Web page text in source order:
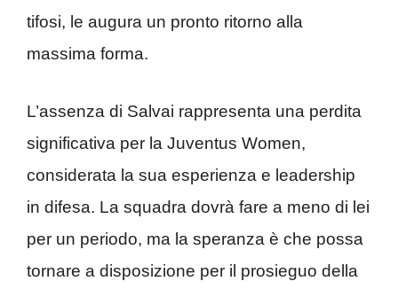
tifosi, le augura un pronto ritorno alla
massima forma.
L’assenza di Salvai rappresenta una perdita
significativa per la Juventus Women,
considerata la sua esperienza e leadership
in difesa. La squadra dovrà fare a meno di lei
per un periodo, ma la speranza è che possa
tornare a disposizione per il prosieguo della